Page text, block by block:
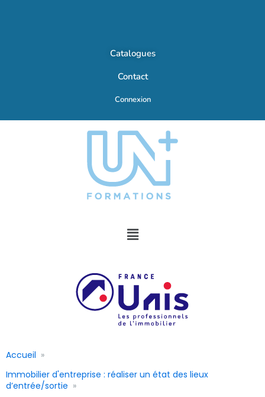
Catalogues
Contact
Connexion
Accueil
Immobilier d'entreprise : réaliser un état des lieux
d’entrée/sortie